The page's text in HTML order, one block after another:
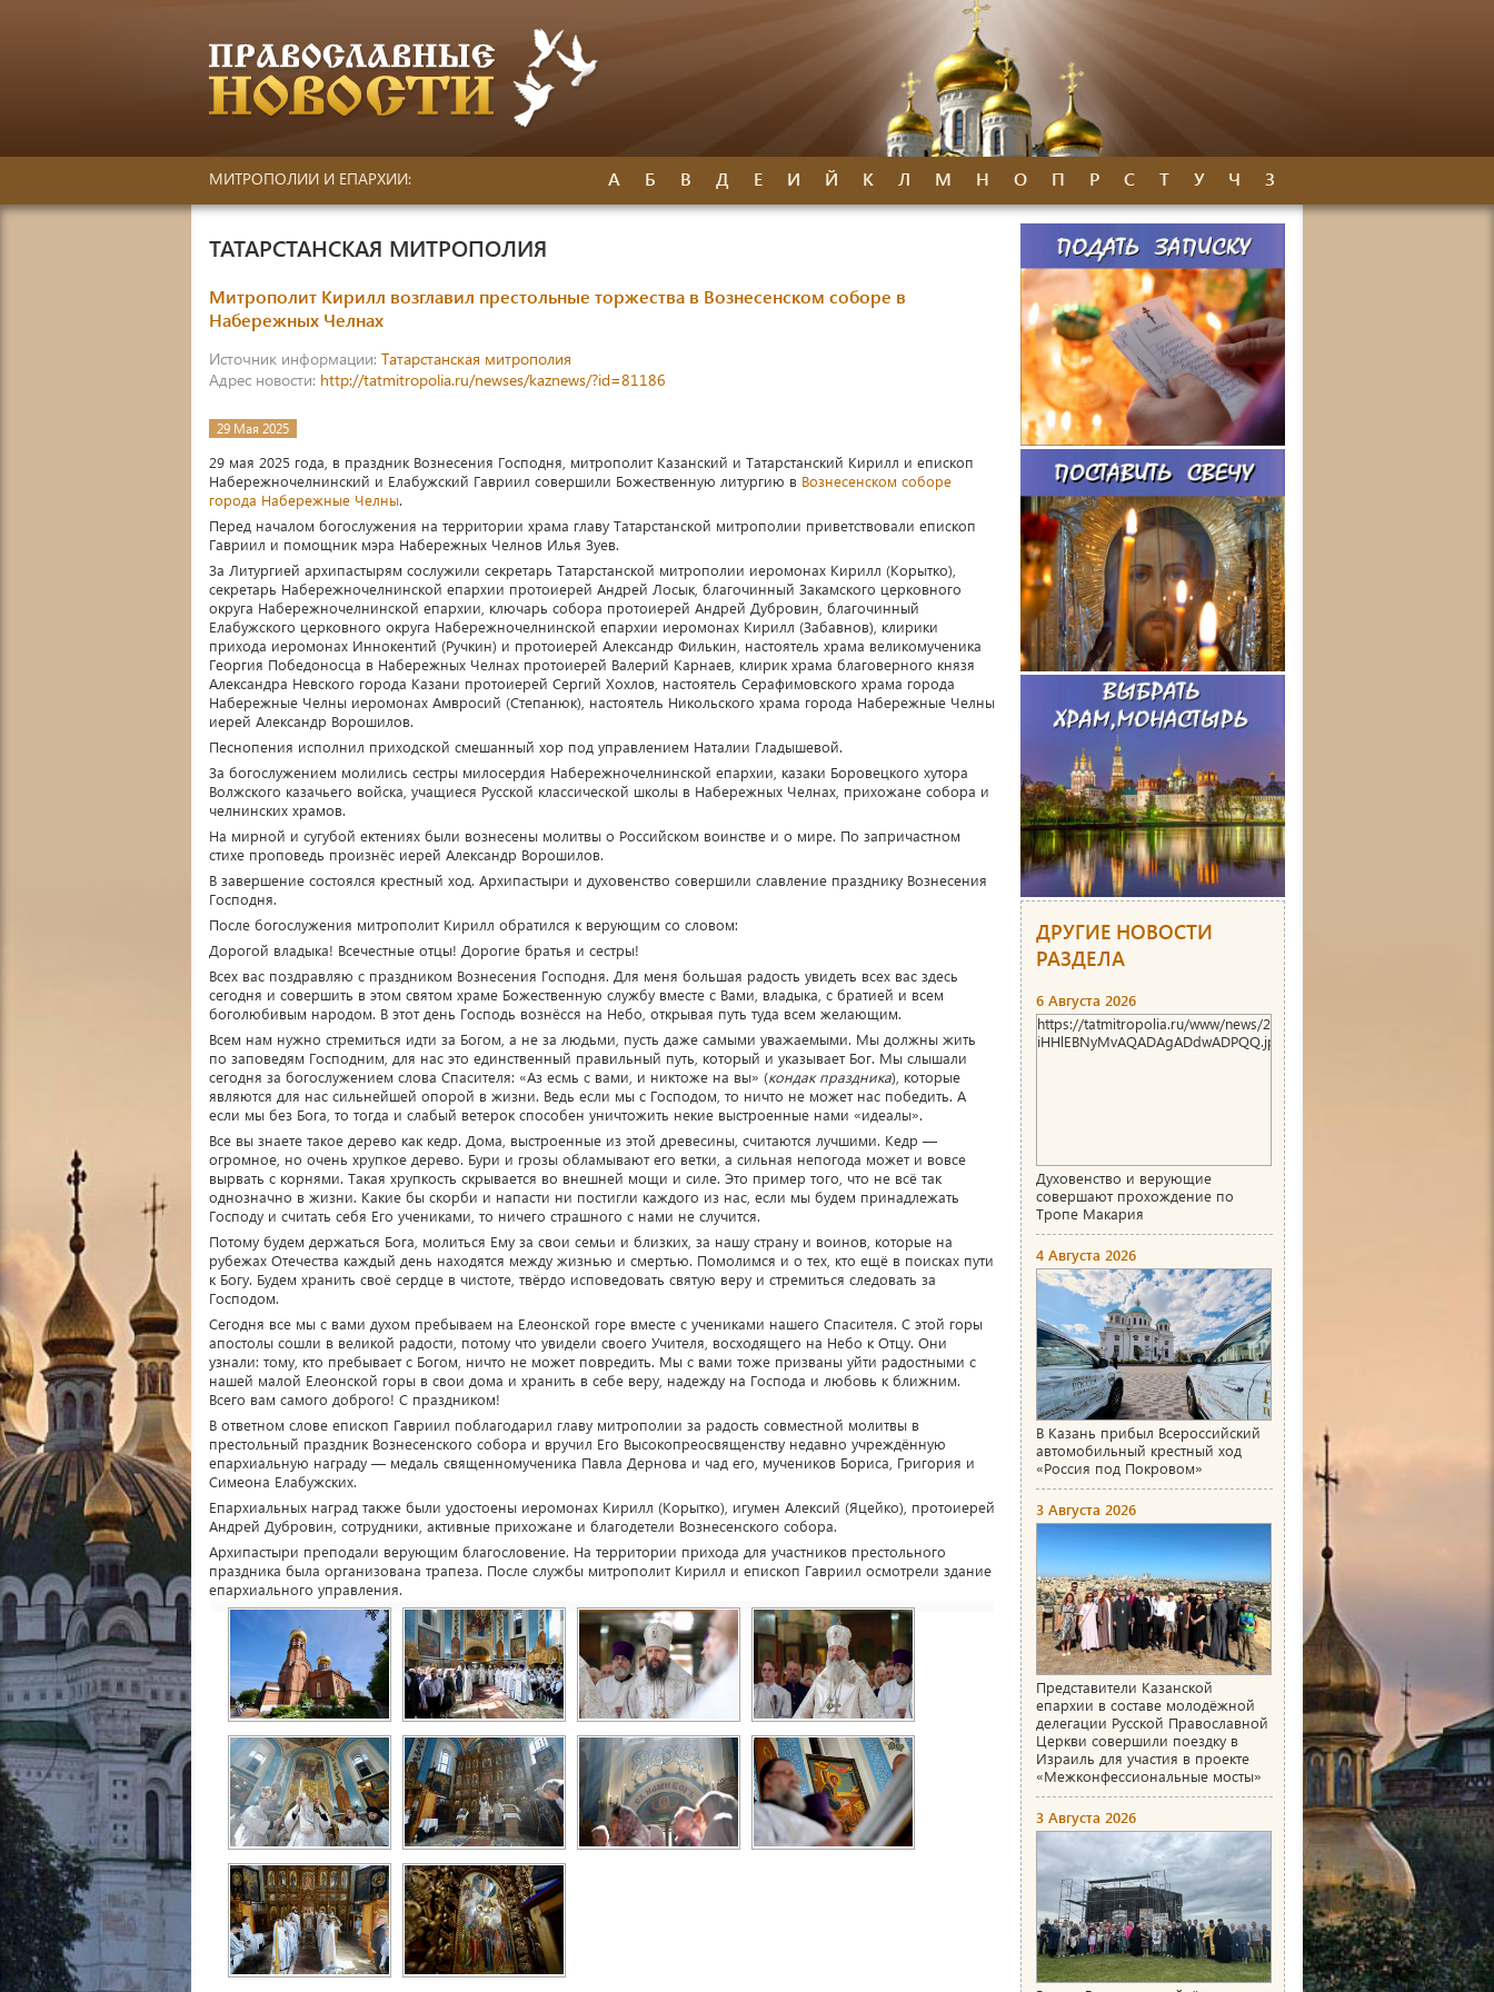
МИТРОПОЛИИ И ЕПАРХИИ: А Б В Д Е И Й К Л М Н О П Р С Т У Ч З
ТАТАРСТАНСКАЯ МИТРОПОЛИЯ
Митрополит Кирилл возглавил престольные торжества в Вознесенском соборе в
Набережных Челнах
Источник информации: Татарстанская митрополия
Адрес новости: http://tatmitropolia.ru/newses/kaznews/?id=81186
29 Мая 2025
29 мая 2025 года, в праздник Вознесения Господня, митрополит Казанский и Татарстанский Кирилл и епископ
Набережночелнинский и Елабужский Гавриил совершили Божественную литургию в Вознесенском соборе
города Набережные Челны.
Перед началом богослужения на территории храма главу Татарстанской митрополии приветствовали епископ
Гавриил и помощник мэра Набережных Челнов Илья Зуев.
За Литургией архипастырям сослужили секретарь Татарстанской митрополии иеромонах Кирилл (Корытко),
секретарь Набережночелнинской епархии протоиерей Андрей Лосык, благочинный Закамского церковного
округа Набережночелнинской епархии, ключарь собора протоиерей Андрей Дубровин, благочинный
Елабужского церковного округа Набережночелнинской епархии иеромонах Кирилл (Забавнов), клирики
прихода иеромонах Иннокентий (Ручкин) и протоиерей Александр Филькин, настоятель храма великомученика
Георгия Победоносца в Набережных Челнах протоиерей Валерий Карнаев, клирик храма благоверного князя
Александра Невского города Казани протоиерей Сергий Хохлов, настоятель Серафимовского храма города
Набережные Челны иеромонах Амвросий (Степанюк), настоятель Никольского храма города Набережные Челны
иерей Александр Ворошилов.
Песнопения исполнил приходской смешанный хор под управлением Наталии Гладышевой.
За богослужением молились сестры милосердия Набережночелнинской епархии, казаки Боровецкого хутора
Волжского казачьего войска, учащиеся Русской классической школы в Набережных Челнах, прихожане собора и
челнинских храмов.
На мирной и сугубой ектениях были вознесены молитвы о Российском воинстве и о мире. По запричастном
стихе проповедь произнёс иерей Александр Ворошилов.
В завершение состоялся крестный ход. Архипастыри и духовенство совершили славление празднику Вознесения
Господня.
После богослужения митрополит Кирилл обратился к верующим со словом:
Дорогой владыка! Всечестные отцы! Дорогие братья и сестры!
Всех вас поздравляю с праздником Вознесения Господня. Для меня большая радость увидеть всех вас здесь
сегодня и совершить в этом святом храме Божественную службу вместе с Вами, владыка, с братией и всем
боголюбивым народом. В этот день Господь вознёсся на Небо, открывая путь туда всем желающим.
Всем нам нужно стремиться идти за Богом, а не за людьми, пусть даже самыми уважаемыми. Мы должны жить
по заповедям Господним, для нас это единственный правильный путь, который и указывает Бог. Мы слышали
сегодня за богослужением слова Спасителя: «Аз есмь с вами, и никтоже на вы» (кондак праздника), которые
являются для нас сильнейшей опорой в жизни. Ведь если мы с Господом, то ничто не может нас победить. А
если мы без Бога, то тогда и слабый ветерок способен уничтожить некие выстроенные нами «идеалы».
Все вы знаете такое дерево как кедр. Дома, выстроенные из этой древесины, считаются лучшими. Кедр —
огромное, но очень хрупкое дерево. Бури и грозы обламывают его ветки, а сильная непогода может и вовсе
вырвать с корнями. Такая хрупкость скрывается во внешней мощи и силе. Это пример того, что не всё так
однозначно в жизни. Какие бы скорби и напасти ни постигли каждого из нас, если мы будем принадлежать
Господу и считать себя Его учениками, то ничего страшного с нами не случится.
Потому будем держаться Бога, молиться Ему за свои семьи и близких, за нашу страну и воинов, которые на
рубежах Отечества каждый день находятся между жизнью и смертью. Помолимся и о тех, кто ещё в поисках пути
к Богу. Будем хранить своё сердце в чистоте, твёрдо исповедовать святую веру и стремиться следовать за
Господом.
Сегодня все мы с вами духом пребываем на Елеонской горе вместе с учениками нашего Спасителя. С этой горы
апостолы сошли в великой радости, потому что увидели своего Учителя, восходящего на Небо к Отцу. Они
узнали: тому, кто пребывает с Богом, ничто не может повредить. Мы с вами тоже призваны уйти радостными с
нашей малой Елеонской горы в свои дома и хранить в себе веру, надежду на Господа и любовь к ближним.
Всего вам самого доброго! С праздником!
В ответном слове епископ Гавриил поблагодарил главу митрополии за радость совместной молитвы в
престольный праздник Вознесенского собора и вручил Его Высокопреосвященству недавно учреждённую
епархиальную награду — медаль священномученика Павла Дернова и чад его, мучеников Бориса, Григория и
Симеона Елабужских.
Епархиальных наград также были удостоены иеромонах Кирилл (Корытко), игумен Алексий (Яцейко), протоиерей
Андрей Дубровин, сотрудники, активные прихожане и благодетели Вознесенского собора.
Архипастыри преподали верующим благословение. На территории прихода для участников престольного
праздника была организована трапеза. После службы митрополит Кирилл и епископ Гавриил осмотрели здание
епархиального управления.
ДРУГИЕ НОВОСТИ
РАЗДЕЛА
6 Августа 2026
https://tatmitropolia.ru/www/news/2026/8/
iHHlEBNyMvAQADAgADdwADPQQ.jpg
Духовенство и верующие
совершают прохождение по
Тропе Макария
4 Августа 2026
В Казань прибыл Всероссийский
автомобильный крестный ход
«Россия под Покровом»
3 Августа 2026
Представители Казанской
епархии в составе молодёжной
делегации Русской Православной
Церкви совершили поездку в
Израиль для участия в проекте
«Межконфессиональные мосты»
3 Августа 2026